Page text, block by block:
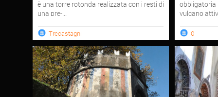
è una torre rotonda realizzata con i resti di
una pre-...
Trecastagni
obbligatoria
vulcano
0